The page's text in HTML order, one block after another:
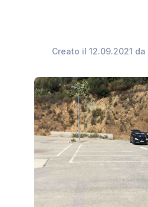
Creato il 12.09.2021 da